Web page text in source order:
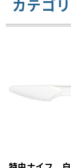
カテゴ